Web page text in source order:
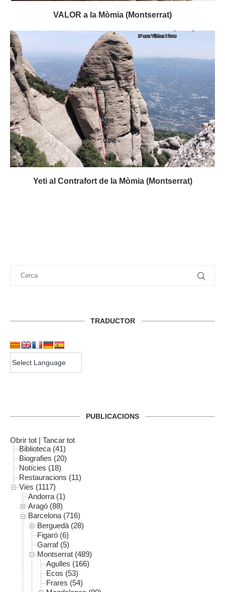
VALOR a la Mòmia (Montserrat)
Yeti al Contrafort de la Mòmia (Montserrat)
TRADUCTOR
PUBLICACIONS
Obrir tot | Tancar tot
Biblioteca (41)
Biografies (20)
Notícies (18)
Restauracions (11)
Vies (1117)
Andorra (1)
Aragó (88)
Barcelona (716)
Berguedà (28)
Figaró (6)
Garraf (5)
Montserrat (489)
Agulles (166)
Ecos (53)
Frares (54)